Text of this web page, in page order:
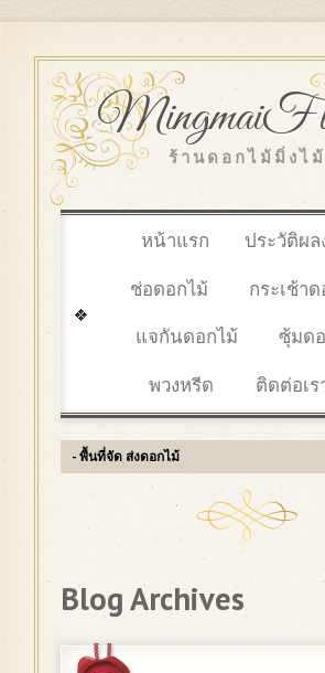
ร้านดอกไม้มิ่งไม้
หน้าแรก
ประวัติผล
ช่อดอกไม้
กระเช้า
แจกันดอกไม้
ซุ้มด
พวงหรีด
ติดต่อเร
- พื้นที่จัด ส่งดอกไม้
Blog Archives